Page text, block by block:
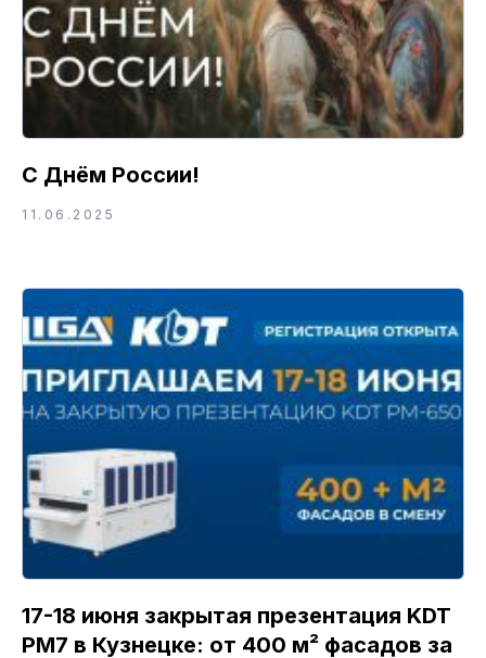
С Днём России!
11.06.2025
17-18 июня закрытая презентация KDT
PM7 в Кузнецке: от 400 м² фасадов за